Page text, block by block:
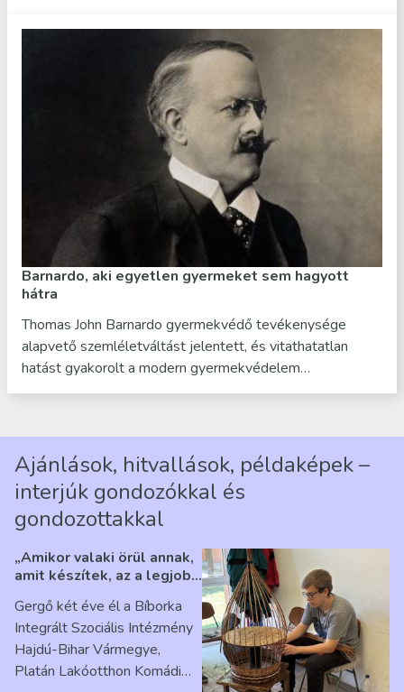
Barnardo, aki egyetlen gyermeket sem hagyott
hátra
Thomas John Barnardo gyermekvédő tevékenysége
alapvető szemléletváltást jelentett, és vitathatatlan
hatást gyakorolt a modern gyermekvédelem…
Ajánlások, hitvallások, példaképek –
interjúk gondozókkal és
gondozottakkal
„Amikor valaki örül annak,
amit készítek, az a legjobb
Ribárszky Gergő ellátottal
Gergő két éve él a Bíborka
Integrált Szociális Intézmény
Hajdú-Bihar Vármegye,
Platán Lakóotthon Komádi